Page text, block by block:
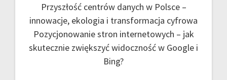
Przyszłość centrów danych w Polsce –
innowacje, ekologia i transformacja cyfrowa
Pozycjonowanie stron internetowych – jak
skutecznie zwiększyć widoczność w Google i
Bing?